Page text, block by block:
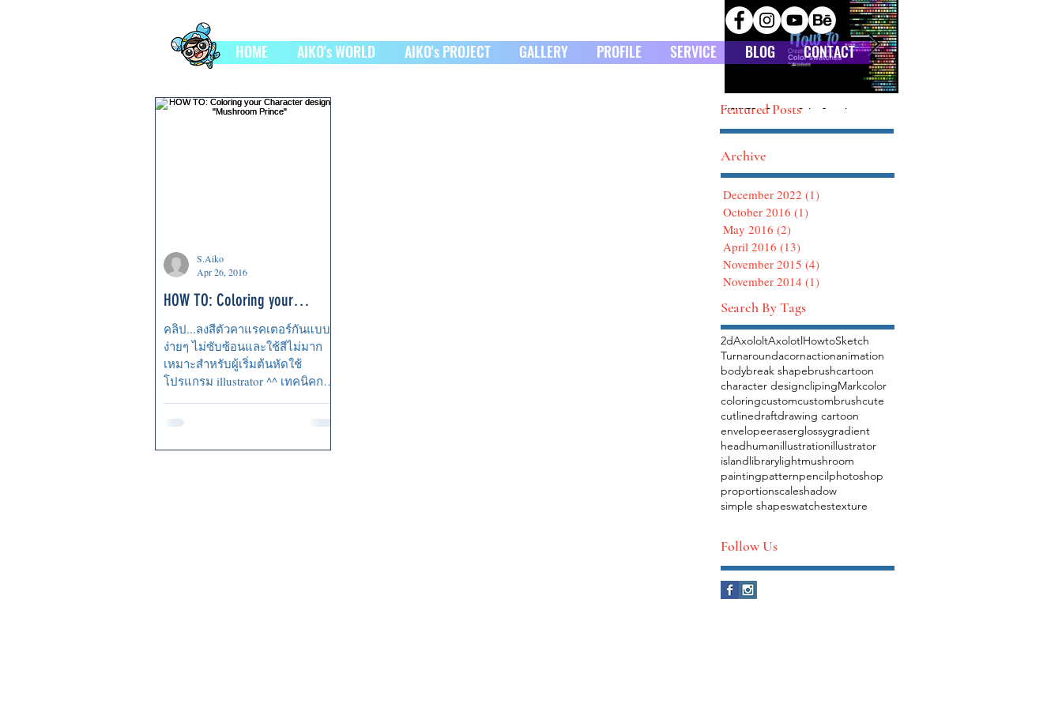
HOME AIKO's WORLD AIKO's PROJECT GALLERY PROFILE SERVICE BLOG CONTACT
HOW TO: Coloring your
Character design "Mushroom
Prince"
คลิป...ลงสีตัวคาแรคเตอร์กันแบบ
ง่ายๆ ไม่ซับซ้อนและใช้สีไม่มาก
เหมาะสำหรับผู้เริ่มต้นหัดใช้
โปรแกรม illustrator ^^ เทคนิคการ
S.Aiko
Apr 26, 2016
Featured Posts
HOW TO : Custom Color Swatches
Archive
December 2022 (1)
October 2016 (1)
May 2016 (2)
April 2016 (13)
November 2015 (4)
November 2014 (1)
Search By Tags
2dAxololtAxolotlHowtoSketch
Turnaroundacornactionanimation
bodybreak shapebrushcartoon
character designclipingMarkcolor
coloringcustomcustombrushcute
cutlinedraftdrawing cartoon
envelopeeraserglossygradient
headhumanillustrationillustrator
islandlibrarylightmushroom
paintingpatternpencilphotoshop
proportionscaleshadow
simple shapeswatchestexture
Follow Us